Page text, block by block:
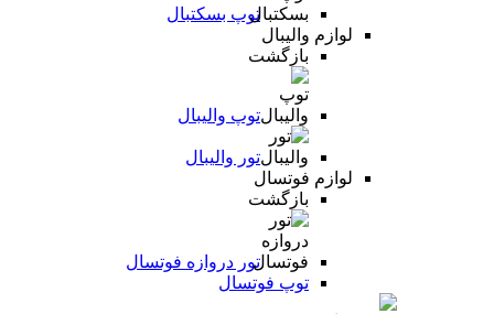
توپ بسکتبال
لوازم والیبال
بازگشت
توپ والیبال
تور والیبال
لوازم فوتسال
بازگشت
تور دروازه فوتسال
توپ فوتسال